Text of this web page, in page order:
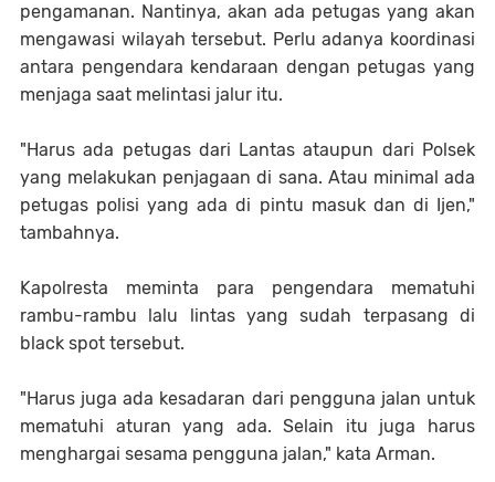
pengamanan. Nantinya, akan ada petugas yang akan
mengawasi wilayah tersebut. Perlu adanya koordinasi
antara pengendara kendaraan dengan petugas yang
menjaga saat melintasi jalur itu.
"Harus ada petugas dari Lantas ataupun dari Polsek
yang melakukan penjagaan di sana. Atau minimal ada
petugas polisi yang ada di pintu masuk dan di Ijen,"
tambahnya.
Kapolresta meminta para pengendara mematuhi
rambu-rambu lalu lintas yang sudah terpasang di
black spot tersebut.
"Harus juga ada kesadaran dari pengguna jalan untuk
mematuhi aturan yang ada. Selain itu juga harus
menghargai sesama pengguna jalan," kata Arman.